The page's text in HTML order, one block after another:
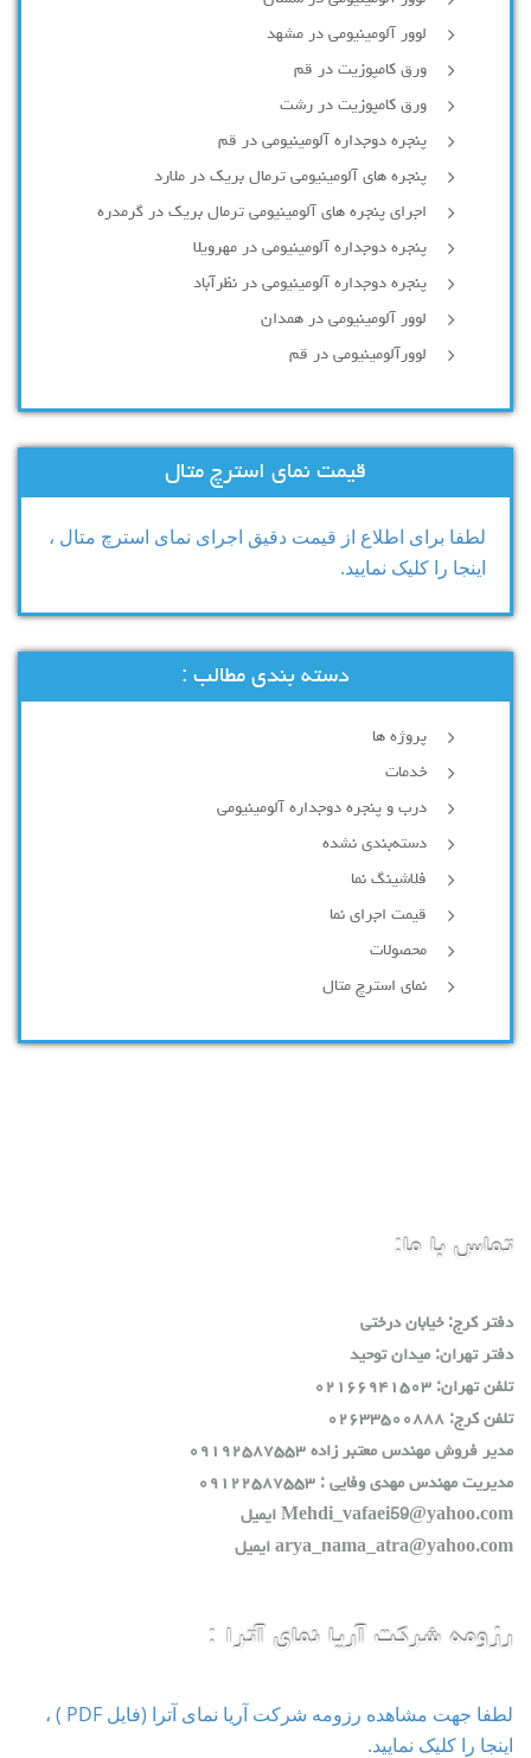
لوور آلومینیومی در مشهد
ورق کامپوزیت در قم
ورق کامپوزیت در رشت
پنجره دوجداره آلومينيومی در قم
پنجره های آلومینیومی ترمال بریک در ملارد
اجرای پنجره های آلومینیومی ترمال بریک در گرمدره
پنجره دوجداره آلومینیومی در مهرویلا
پنجره دوجداره آلومینیومی در نظرآباد
لوور آلومینیومی در همدان
لوورآلومینیومی در قم
قیمت نمای استرچ متال
لطفا برای اطلاع از قیمت دقیق اجرای نمای استرچ متال ،
اینجا را کلیک نمایید.
دسته بندی مطالب :
پروژه ها
خدمات
درب و پنجره دوجداره آلومینیومی
دسته‌بندی نشده
فلاشینگ نما
قیمت اجرای نما
محصولات
نمای استرچ متال
تماس با ما:
دفتر كرج: خيابان درختي
دفتر تهران: ميدان توحيد
تلفن تهران: ٠٢١٦٦٩٤١٥٠٣
تلفن كرج: ٠٢٦٣٣٥٠٠٨٨٨
مدير فروش مهندس معتبر زاده ٠٩١٩٢٥٨٧٥٥٣
مديريت مهندس مهدي وفايي : ٠٩١٢٢٥٨٧٥٥٣
Mehdi_vafaei59@yahoo.com ايميل
arya_nama_atra@yahoo.com ايميل
رزومه شرکت آریا نمای آترا :
لطفا جهت مشاهده رزومه شرکت آریا نمای آترا (فایل PDF ) ،
اینجا را کلیک نمایید.